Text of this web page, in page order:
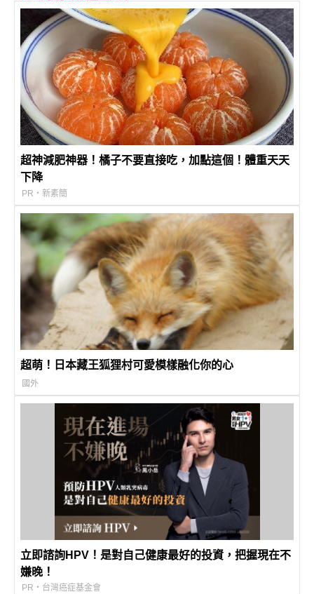
超神減肥神器！橘子不要直接吃，加點這個！體重天天
下降
PR・新素簡
超萌！日本藏王狐狸村可愛模樣融化你的心
國外
立即諮詢HPV！是對自己健康最好的投資，把握現在不
嫌晚！
PR・台灣癌症基金會